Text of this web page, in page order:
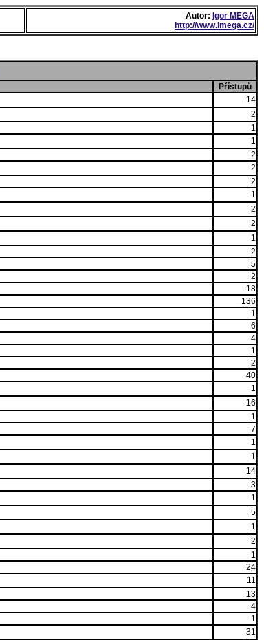
Autor: Igor MEGA
http://www.imega.cz/
Přístupů
14
2
1
1
2
2
2
1
2
2
1
2
5
2
18
136
1
6
4
1
2
40
1
16
1
7
1
1
14
3
1
5
1
2
1
24
11
13
4
1
31